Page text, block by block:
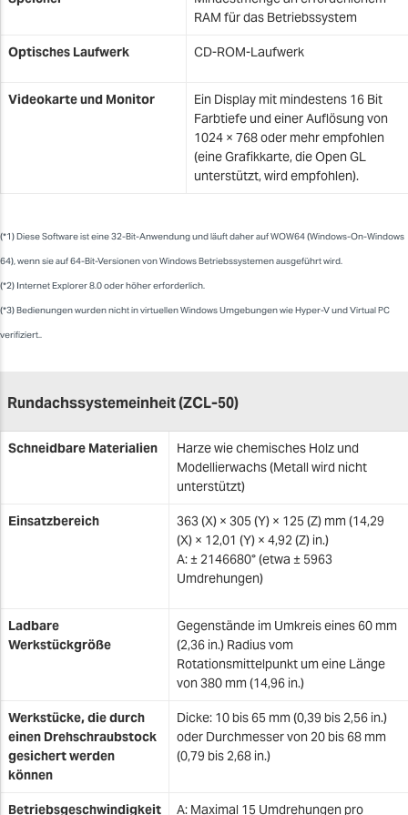
RAM für das Betriebssystem
Optisches Laufwerk CD-ROM-Laufwerk
Videokarte und Monitor
Ein Display mit mindestens 16 Bit
Farbtiefe und einer Auflösung von
1024 × 768 oder mehr empfohlen
(eine Grafikkarte, die Open GL
unterstützt, wird empfohlen).
(*1) Diese Software ist eine 32-Bit-Anwendung und läuft daher auf WOW64 (Windows-On-Windows
64), wenn sie auf 64-Bit-Versionen von Windows Betriebssystemen ausgeführt wird.
(*2) Internet Explorer 8.0 oder höher erforderlich.
(*3) Bedienungen wurden nicht in virtuellen Windows Umgebungen wie Hyper-V und Virtual PC
verifiziert..
Rundachssystemeinheit (ZCL-50)
Schneidbare Materialien
Harze wie chemisches Holz und
Modellierwachs (Metall wird nicht
unterstützt)
Einsatzbereich
363 (X) × 305 (Y) × 125 (Z) mm (14,29
(X) × 12,01 (Y) × 4,92 (Z) in.)
A: ± 2146680° (etwa ± 5963
Umdrehungen)
Ladbare
Werkstückgröße
Gegenstände im Umkreis eines 60 mm
(2,36 in.) Radius vom
Rotationsmittelpunkt um eine Länge
von 380 mm (14,96 in.)
Werkstücke, die durch
einen Drehschraubstock
gesichert werden
können
Dicke: 10 bis 65 mm (0,39 bis 2,56 in.)
oder Durchmesser von 20 bis 68 mm
(0,79 bis 2,68 in.)
Betriebsgeschwindigkeit
A: Maximal 15 Umdrehungen pro